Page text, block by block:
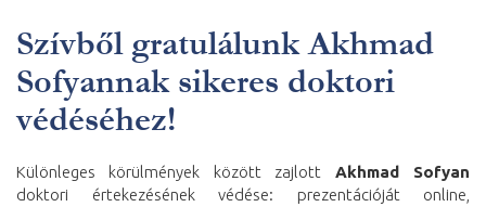
Szívből gratulálunk Akhmad
Sofyannak sikeres doktori
védéséhez!
Különleges körülmények között zajlott Akhmad Sofyan
doktori értekezésének védése: prezentációját online,